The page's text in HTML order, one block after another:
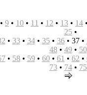
• 9 • 10 • 11 • 12 • 13 • 14 •
25•
• 33• 34• 35• 36• 37•
48• 49• 50
• 58• 59• 60• 61 • 62 •
73• 74• 75